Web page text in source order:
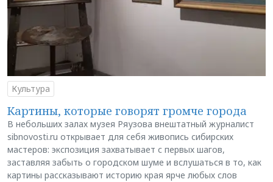
Культура
Картины, которые говорят громче города
В небольших залах музея Ряузова внештатный журналист
sibnovosti.ru открывает для себя живопись сибирских
мастеров: экспозиция захватывает с первых шагов,
заставляя забыть о городском шуме и вслушаться в то, как
картины рассказывают историю края ярче любых слов